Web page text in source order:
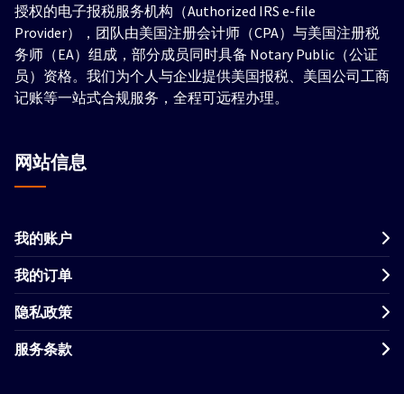
授权的电子报税服务机构（Authorized IRS e-file
Provider），团队由美国注册会计师（CPA）与美国注册税
务师（EA）组成，部分成员同时具备 Notary Public（公证
员）资格。我们为个人与企业提供美国报税、美国公司工商
记账等一站式合规服务，全程可远程办理。
网站信息
我的账户
我的订单
隐私政策
服务条款